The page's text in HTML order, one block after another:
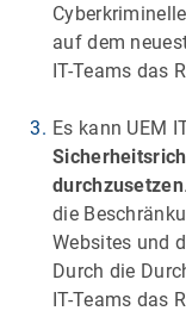
auf dem
IT-Teams das
Es kann UEM
durchzusetzen
die
Websites und
Durch die
IT-Teams das